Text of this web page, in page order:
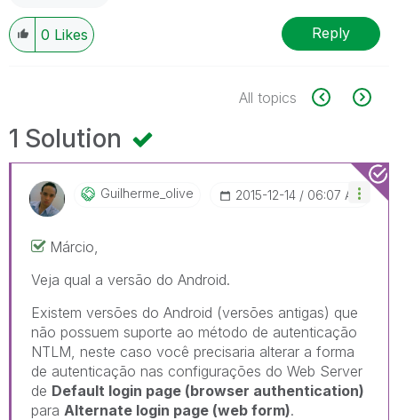
0 Likes Reply
All topics
1 Solution
Guilherme_olive ‎2015-12-14 06:07 AM
Márcio,
Veja qual a versão do Android.
Existem versões do Android (versões antigas) que
não possuem suporte ao método de autenticação
NTLM, neste caso você precisaria alterar a forma
de autenticação nas configurações do Web Server
de Default login page (browser authentication)
para Alternate login page (web form).